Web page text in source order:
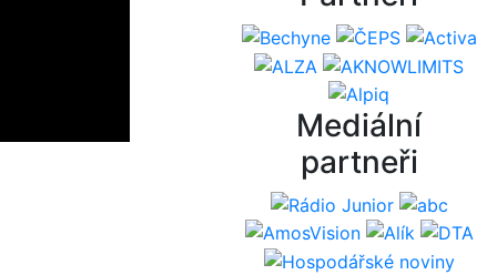
Mediální
partneři